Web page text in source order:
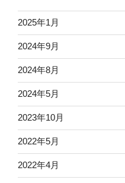
2025年1月
2024年9月
2024年8月
2024年5月
2023年10月
2022年5月
2022年4月